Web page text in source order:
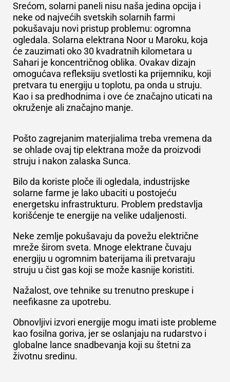
Srećom, solarni paneli nisu naša jedina opcija i
neke od najvećih svetskih solarnih farmi
pokušavaju novi pristup problemu: ogromna
ogledala. Solarna elektrana Noor u Maroku, koja
će zauzimati oko 30 kvadratnih kilometara u
Sahari je koncentričnog oblika. Ovakav dizajn
omogućava refleksiju svetlosti ka prijemniku, koji
pretvara tu energiju u toplotu, pa onda u struju.
Kao i sa predhodnima i ove će značajno uticati na
okruženje ali značajno manje.
Pošto zagrejanim materjialima treba vremena da
se ohlade ovaj tip elektrana može da proizvodi
struju i nakon zalaska Sunca.
Bilo da koriste ploče ili ogledala, industrijske
solarne farme je lako ubaciti u postojeću
energetsku infrastrukturu. Problem predstavlja
korišćenje te energije na velike udaljenosti.
Neke zemlje pokušavaju da povežu električne
mreže širom sveta. Mnoge elektrane čuvaju
energiju u ogromnim baterijama ili pretvaraju
struju u čist gas koji se može kasnije koristiti.
Nažalost, ove tehnike su trenutno preskupe i
neefikasne za upotrebu.
Obnovljivi izvori energije mogu imati iste probleme
kao fosilna goriva, jer se oslanjaju na rudarstvo i
globalne lance snadbevanja koji su štetni za
životnu sredinu.